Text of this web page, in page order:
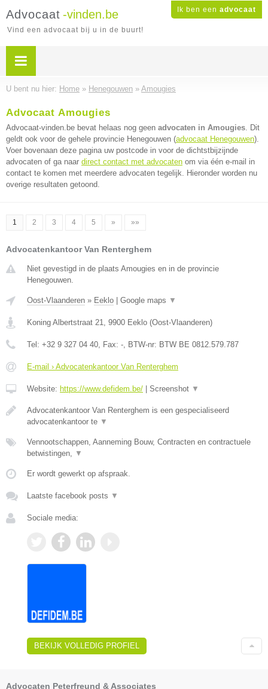
Ik ben een advocaat
Advocaat -vinden.be
Vind een advocaat bij u in de buurt!
U bent nu hier: Home » Henegouwen » Amougies
Advocaat Amougies
Advocaat-vinden.be bevat helaas nog geen advocaten in Amougies. Dit
geldt ook voor de gehele provincie Henegouwen (advocaat Henegouwen).
Voer bovenaan deze pagina uw postcode in voor de dichtstbijzijnde
advocaten of ga naar direct contact met advocaten om via één e-mail in
contact te komen met meerdere advocaten tegelijk. Hieronder worden nu
overige resultaten getoond.
1 2 3 4 5 » »»
Advocatenkantoor Van Renterghem
Niet gevestigd in de plaats Amougies en in de provincie
Henegouwen.
Oost-Vlaanderen » Eeklo Google maps ▼
Koning Albertstraat 21, 9900 Eeklo (Oost-Vlaanderen)
Tel: +32 9 327 04 40, Fax: -, BTW-nr: BTW BE 0812.579.787
E-mail › Advocatenkantoor Van Renterghem
Website: https://www.defidem.be/ Screenshot ▼
Advocatenkantoor Van Renterghem is een gespecialiseerd
advocatenkantoor te ▼
Vennootschappen, Aanneming Bouw, Contracten en contractuele
betwistingen, ▼
Er wordt gewerkt op afspraak.
Laatste facebook posts ▼
Sociale media:
BEKIJK VOLLEDIG PROFIEL
Advocaten Peterfreund & Associates